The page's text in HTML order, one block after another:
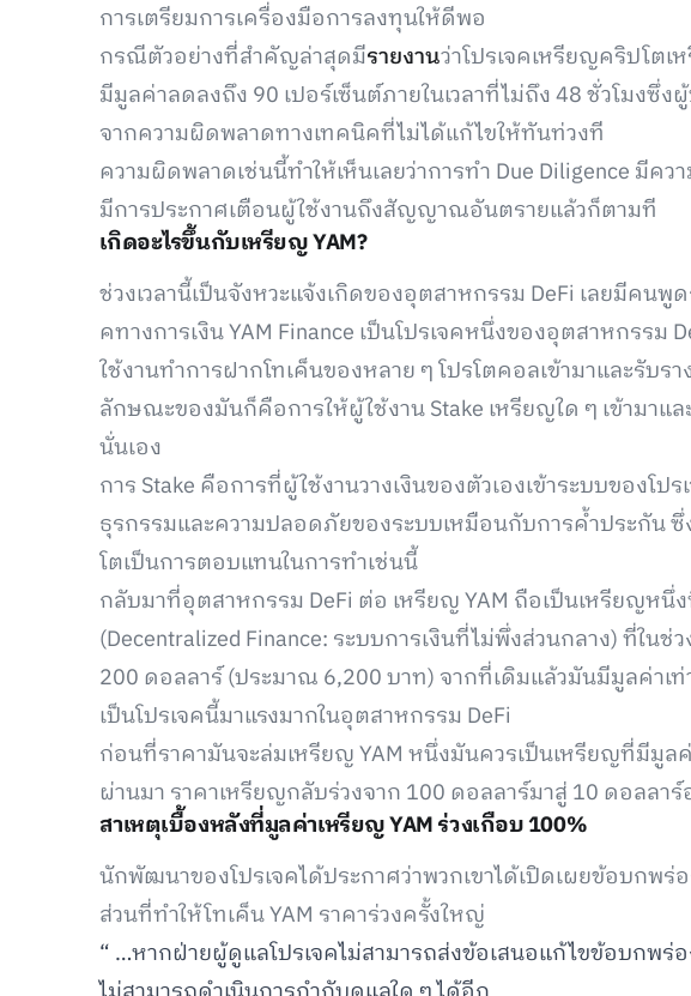
การเตรียมการเครื่องมือการลงทุนให้ดีพอ
กรณีตัวอย่างที่สำคัญล่าสุดมีรายงานว่าโปรเจคเหรียญคริปโตเ
มีมูลค่าลดลงถึง 90 เปอร์เซ็นต์ภายในเวลาที่ไม่ถึง 48 ชั่วโมงซึ่ง
จากความผิดพลาดทางเทคนิคที่ไม่ได้แก้ไขให้ทันท่วงที
ความผิดพลาดเช่นนี้ทำให้เห็นเลยว่าการทำ Due Diligence มีค
มีการประกาศเตือนผู้ใช้งานถึงสัญญาณอันตรายแล้วก็ตามที
เกิดอะไรขึ้นกับเหรียญ YAM?
ช่วงเวลานี้เป็นจังหวะแจ้งเกิดของอุตสาหกรรม DeFi เลยมีคน
คทางการเงิน YAM Finance เป็นโปรเจคหนึ่งของอุตสาหกรร
ใช้งานทำการฝากโทเค็นของหลาย ๆ โปรโตคอลเข้ามาและรับร
ลักษณะของมันก็คือการให้ผู้ใช้งาน Stake เหรียญใด ๆ เข้ามาแล
นั่นเอง
การ Stake คือการที่ผู้ใช้งานวางเงินของตัวเองเข้าระบบของโป
ธุรกรรมและความปลอดภัยของระบบเหมือนกับการค้ำประกัน
โตเป็นการตอบแทนในการทำเช่นนี้
กลับมาที่อุตสาหกรรม DeFi ต่อ เหรียญ YAM ถือเป็นเหรียญหนึ่
(Decentralized Finance: ระบบการเงินที่ไม่พึ่งส่วนกลาง) ที่ใน
200 ดอลลาร์ (ประมาณ 6,200 บาท) จากที่เดิมแล้วมันมีมูลค่าเ
เป็นโปรเจคนี้มาแรงมากในอุตสาหกรรม DeFi
ก่อนที่ราคามันจะล่มเหรียญ YAM หนึ่งมันควรเป็นเหรียญที่มีมูล
ผ่านมา ราคาเหรียญกลับร่วงจาก 100 ดอลลาร์มาสู่ 10 ดอลลาร์
สาเหตุเบื้องหลังที่มูลค่าเหรียญ YAM ร่วงเกือบ 100%
นักพัฒนาของโปรเจคได้ประกาศว่าพวกเขาได้เปิดเผยข้อบกพร่
ส่วนที่ทำให้โทเค็น YAM ราคาร่วงครั้งใหญ่
“ …หากฝ่ายผู้ดูแลโปรเจคไม่สามารถส่งข้อเสนอแก้ไขข้อบกพร่